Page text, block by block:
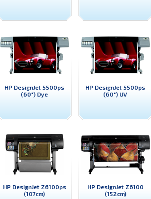
HP DesignJet 5500ps
(60") Dye
HP DesignJet 5500ps
(60") UV
HP DesignJet Z6100ps
(107cm)
HP DesignJet Z6100
(152cm)